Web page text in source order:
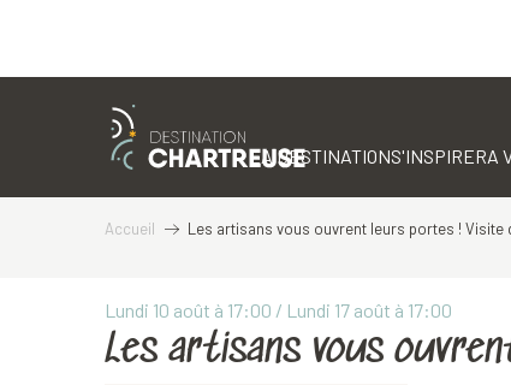
LA DESTINATIONS'INSPIRERA
Accueil Les artisans vous ouvrent leurs portes ! Visite
Lundi 10 août à 17:00 / Lundi 17 août à 17:00
Les artisans vous